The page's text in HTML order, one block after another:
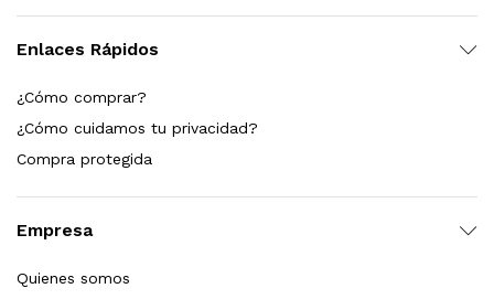
Enlaces Rápidos
¿Cómo comprar?
¿Cómo cuidamos tu privacidad?
Compra protegida
Empresa
Quienes somos
al carrito
SS304 Natural Cepillado | Agua Purificada
699.00